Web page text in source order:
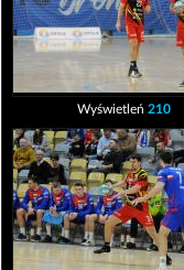
Wyświetleń 210